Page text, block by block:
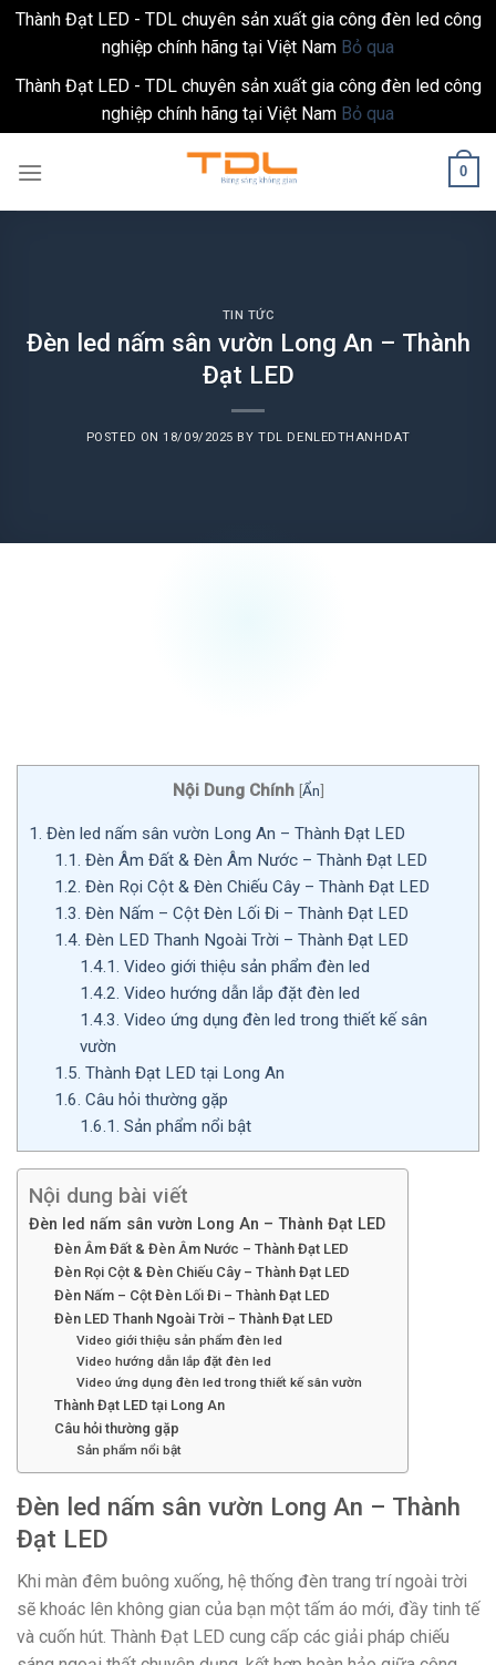
Thành Đạt LED - TDL chuyên sản xuất gia công đèn led công
nghiệp chính hãng tại Việt Nam Bỏ qua
Thành Đạt LED - TDL chuyên sản xuất gia công đèn led công
nghiệp chính hãng tại Việt Nam Bỏ qua
0
TIN TỨC
Đèn led nấm sân vườn Long An – Thành
Đạt LED
POSTED ON18/09/2025 BYTDL DENLEDTHANHDAT
Nội Dung Chính [Ẩn]
1. Đèn led nấm sân vườn Long An – Thành Đạt LED
1.1. Đèn Âm Đất & Đèn Âm Nước – Thành Đạt LED
1.2. Đèn Rọi Cột & Đèn Chiếu Cây – Thành Đạt LED
1.3. Đèn Nấm – Cột Đèn Lối Đi – Thành Đạt LED
1.4. Đèn LED Thanh Ngoài Trời – Thành Đạt LED
1.4.1. Video giới thiệu sản phẩm đèn led
1.4.2. Video hướng dẫn lắp đặt đèn led
1.4.3. Video ứng dụng đèn led trong thiết kế sân
vườn
1.5. Thành Đạt LED tại Long An
1.6. Câu hỏi thường gặp
1.6.1. Sản phẩm nổi bật
Nội dung bài viết
Đèn led nấm sân vườn Long An – Thành Đạt LED
Đèn Âm Đất & Đèn Âm Nước – Thành Đạt LED
Đèn Rọi Cột & Đèn Chiếu Cây – Thành Đạt LED
Đèn Nấm – Cột Đèn Lối Đi – Thành Đạt LED
Đèn LED Thanh Ngoài Trời – Thành Đạt LED
Video giới thiệu sản phẩm đèn led
Video hướng dẫn lắp đặt đèn led
Video ứng dụng đèn led trong thiết kế sân vườn
Thành Đạt LED tại Long An
Câu hỏi thường gặp
Sản phẩm nổi bật
Đèn led nấm sân vườn Long An – Thành
Đạt LED
Khi màn đêm buông xuống, hệ thống đèn trang trí ngoài trời
sẽ khoác lên không gian của bạn một tấm áo mới, đầy tinh tế
và cuốn hút. Thành Đạt LED cung cấp các giải pháp chiếu